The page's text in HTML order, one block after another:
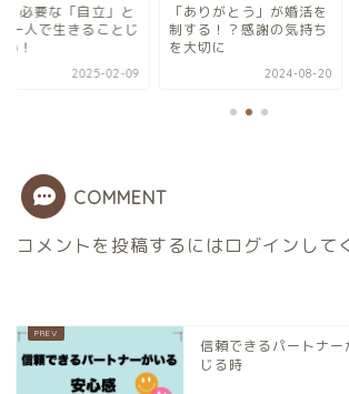
に必要な「自立」と
一人で生きることじ
！
2025-02-09
「ありがとう」が婚活を
制する！？感謝の気持ち
を大切に
2024-08-20
COMMENT
コメントを投稿するにはログイン して
信頼できるパートナ
じる時